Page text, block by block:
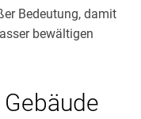
Bedeutung, damit
bewältigen